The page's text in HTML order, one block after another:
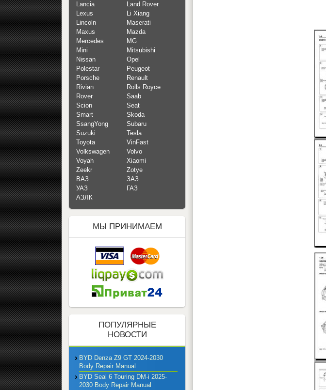
Lancia
Land Rover
Lexus
Li Xiang
Lincoln
Maserati
Maxus
Mazda
Mercedes
MG
Mini
Mitsubishi
Nissan
Opel
Polestar
Peugeot
Porsche
Renault
Rivian
Rolls Royce
Rover
Saab
Scion
Seat
Smart
Skoda
SsangYong
Subaru
Suzuki
Tesla
Toyota
VinFast
Volkswagen
Volvo
Voyah
Xiaomi
Zeekr
Zotye
ВАЗ
ЗАЗ
УАЗ
ГАЗ
АЗЛК
МЫ ПРИНИМАЕМ
ПОПУЛЯРНЫЕ
НОВОСТИ
BYD Denza Z9 GT 2024-2030
Body Repair Manual
BYD Seal 6 Touring DM-i 2025-
2030 Body Repair Manual